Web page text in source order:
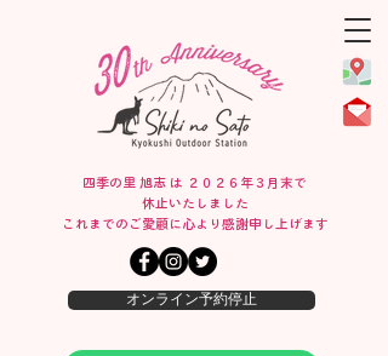
オンライン予約停止
四季の里 旭志 は ２０２６年３月末で
休止いたしました
​これまでのご愛顧に心より感謝申し上げます